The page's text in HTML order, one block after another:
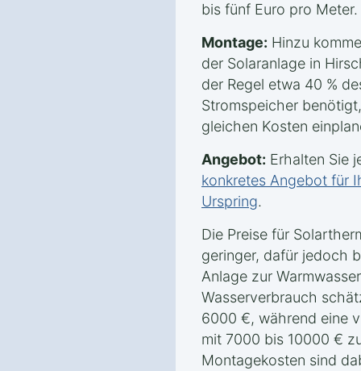
bis fünf Euro pro Meter.
Montage: Hinzu
der Solaranlage in
der Regel etwa 40 %
Stromspeicher
gleichen Kosten
Angebot: Erhalten Sie
konkretes Angebot für
Urspring.
Die Preise für
geringer, dafür jedoch
Anlage zur
Wasserverbrauch
6000 €, während eine
mit 7000 bis 10000 €
Montagekosten sind